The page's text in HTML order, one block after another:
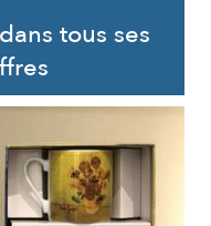
tous ses